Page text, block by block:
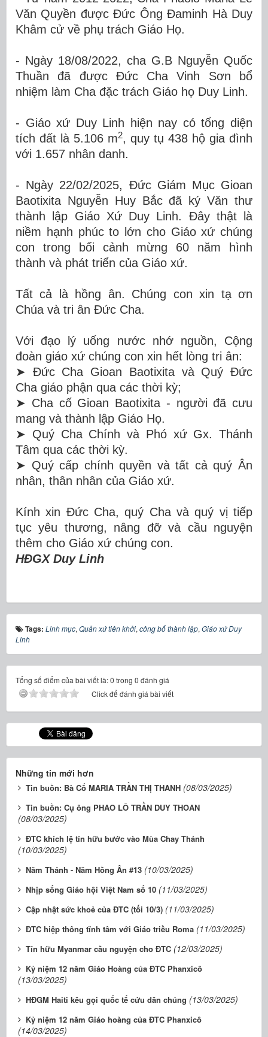
Văn Quyền được Đức Ông Đaminh Hà Duy
Khâm cử về phụ trách Giáo Họ.
- Ngày 18/08/2022, cha G.B Nguyễn Quốc
Thuần đã được Đức Cha Vinh Sơn bổ
nhiệm làm Cha đặc trách Giáo họ Duy Linh.
- Giáo xứ Duy Linh hiện nay có tổng diện
tích đất là 5.106 m2, quy tụ 438 hộ gia đình
với 1.657 nhân danh.
- Ngày 22/02/2025, Đức Giám Mục Gioan
Baotixita Nguyễn Huy Bắc đã ký Văn thư
thành lập Giáo Xứ Duy Linh. Đây thật là
niềm hạnh phúc to lớn cho Giáo xứ chúng
con trong bối cảnh mừng 60 năm hình
thành và phát triển của Giáo xứ.
Tất cả là hồng ân. Chúng con xin tạ ơn
Chúa và tri ân Đức Cha.
Với đạo lý uống nước nhớ nguồn, Cộng
đoàn giáo xứ chúng con xin hết lòng tri ân:
➤ Đức Cha Gioan Baotixita và Quý Đức
Cha giáo phận qua các thời kỳ;
➤ Cha cố Gioan Baotixita - người đã cưu
mang và thành lập Giáo Họ.
➤ Quý Cha Chính và Phó xứ Gx. Thánh
Tâm qua các thời kỳ.
➤ Quý cấp chính quyền và tất cả quý Ân
nhân, thân nhân của Giáo xứ.
Kính xin Đức Cha, quý Cha và quý vị tiếp
tục yêu thương, nâng đỡ và cầu nguyện
thêm cho Giáo xứ chúng con.
HĐGX Duy Linh
Tags: Linh mục, Quản xứ tiên khởi, công bố thành lập, Giáo xứ Duy
Linh
Tổng số điểm của bài viết là: 0 trong 0 đánh giá
Click để đánh giá bài viết
Những tin mới hơn
Tin buồn: Bà Cố MARIA TRẦN THỊ THANH (08/03/2025)
Tin buồn: Cụ ông PHAO LÔ TRẦN DUY THOAN
(08/03/2025)
ĐTC khích lệ tín hữu bước vào Mùa Chay Thánh
(10/03/2025)
Năm Thánh - Năm Hồng Ân #13 (10/03/2025)
Nhịp sống Giáo hội Việt Nam số 10 (11/03/2025)
Cập nhật sức khoẻ của ĐTC (tối 10/3) (11/03/2025)
ĐTC hiệp thông tĩnh tâm với Giáo triều Roma (11/03/2025)
Tín hữu Myanmar cầu nguyện cho ĐTC (12/03/2025)
Kỷ niệm 12 năm Giáo Hoàng của ĐTC Phanxicô
(13/03/2025)
HĐGM Haiti kêu gọi quốc tế cứu dân chúng (13/03/2025)
Kỷ niệm 12 năm Giáo hoàng của ĐTC Phanxicô
(14/03/2025)